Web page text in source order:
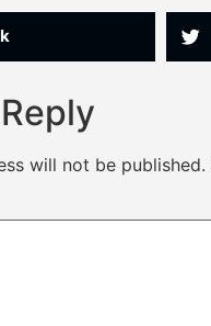
will not be published.